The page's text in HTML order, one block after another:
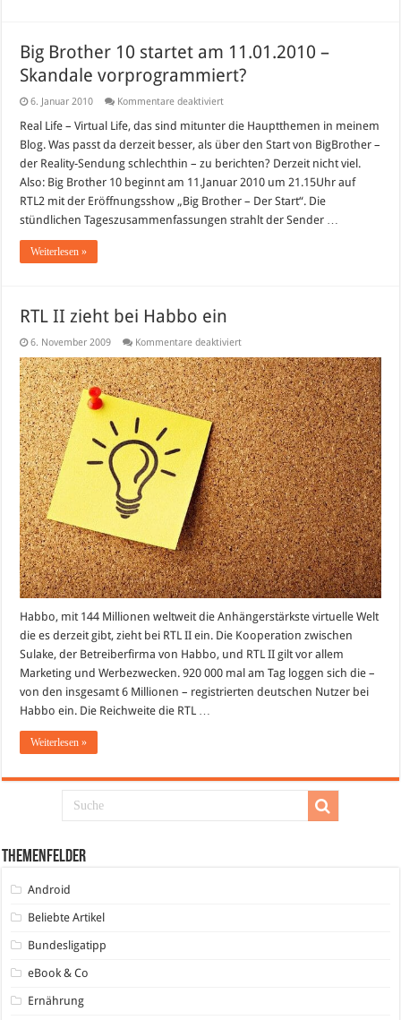
Big Brother 10 startet am 11.01.2010 –
Skandale vorprogrammiert?
6. Januar 2010 Kommentare deaktiviertfür
Brother
startet
am
11.01.2010
–
Skandale
vorprogrammiert?
Real Life – Virtual Life, das sind mitunter die Hauptthemen in meinem
Blog. Was passt da derzeit besser, als über den Start von BigBrother –
der Reality-Sendung schlechthin – zu berichten? Derzeit nicht viel.
Also: Big Brother 10 beginnt am 11.Januar 2010 um 21.15Uhr auf
RTL2 mit der Eröffnungsshow „Big Brother – Der Start“. Die
stündlichen Tageszusammenfassungen strahlt der Sender …
Weiterlesen »
RTL II zieht bei Habbo ein
6. November 2009 Kommentare deaktiviertfür
II
zieht
bei
Habbo
ein
Habbo, mit 144 Millionen weltweit die Anhängerstärkste virtuelle Welt
die es derzeit gibt, zieht bei RTL II ein. Die Kooperation zwischen
Sulake, der Betreiberfirma von Habbo, und RTL II gilt vor allem
Marketing und Werbezwecken. 920 000 mal am Tag loggen sich die –
von den insgesamt 6 Millionen – registrierten deutschen Nutzer bei
Habbo ein. Die Reichweite die RTL …
Weiterlesen »
Themenfelder
Android
Beliebte Artikel
Bundesligatipp
eBook & Co
Ernährung